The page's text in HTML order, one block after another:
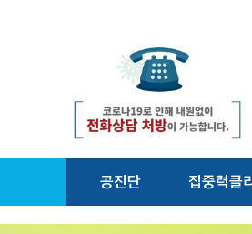
공진단 집중력클